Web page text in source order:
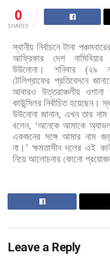
0
SHARES
স্থানীয় নির্বাচনে টানা
আফ্রিকার
দেশ নামিবিয়ার
উউনোনা। শনিবার(২৯
টেলিগ্রাফের প্রতিবেদনে
আবারও উত্তরাঞ্চলীয় ওশানা
কাউন্সিলর নির্বাচিত হয়েছেন।
উউনোনা জানান, এখন তার নাম
বলেন, ‘অনেকে আমাকে
একজনের সঙ্গে আমার নাম
না। ’ক্ষমতাসীন দলের এই
নিয়ে আলোচনার কোনো
Leave a Reply